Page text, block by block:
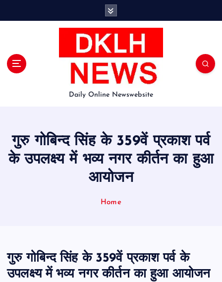
Daily Online Newswebsite
गुरु गोबिन्द सिंह के 359वें प्रकाश पर्व
के उपलक्ष्य में भव्य नगर कीर्तन का हुआ
आयोजन
Home
गुरु गोबिन्द सिंह के 359वें प्रकाश पर्व के
उपलक्ष्य में भव्य नगर कीर्तन का हुआ आयोजन